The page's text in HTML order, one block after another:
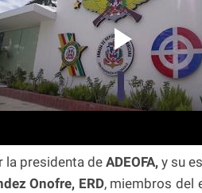
la presidenta deADEOFA, y su
Onofre, ERD, miembros del